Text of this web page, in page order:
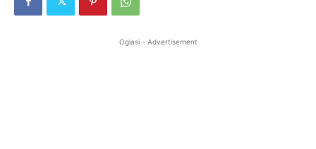
Oglasi - Advertisement